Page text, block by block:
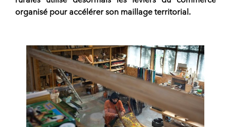
organisé pour accélérer son maillage territorial.